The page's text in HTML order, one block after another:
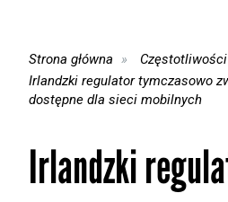
Strona główna
Częstotliwości
Irlandzki regulator tymczasowo
dostępne dla sieci mobilnych
Irlandzki